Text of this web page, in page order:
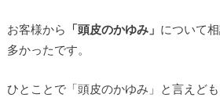
お客様から 「頭皮のかゆみ」 について
多かったです。
ひとことで「頭皮のかゆみ」と言えども